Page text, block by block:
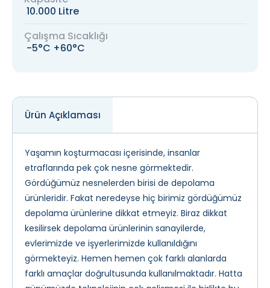
10.000 Litre
Çalışma Sıcaklığı
-5°C +60°C
Ürün Açıklaması
Yaşamın koşturmacası içerisinde, insanlar
etraflarında pek çok nesne görmektedir.
Gördüğümüz nesnelerden birisi de depolama
ürünleridir. Fakat neredeyse hiç birimiz gördüğümüz
depolama ürünlerine dikkat etmeyiz. Biraz dikkat
kesilirsek depolama ürünlerinin sanayilerde,
evlerimizde ve işyerlerimizde kullanıldığını
görmekteyiz. Hemen hemen çok farklı alanlarda
farklı amaçlar doğrultusunda kullanılmaktadır. Hatta